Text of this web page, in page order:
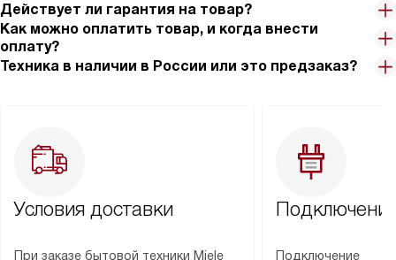
Действует ли гарантия на товар?
Как можно оплатить товар, и когда внести
оплату?
Техника в наличии в России или это предзаказ?
Условия доставки
При заказе бытовой техники Miele
Подключение